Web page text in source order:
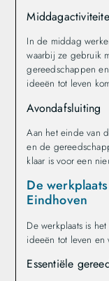
In de middag
waarbij ze gebruik
gereedschappen
ideeën tot leven
Avondafsluiting
Aan het einde van
en de
klaar is voor een
De
Eindhoven
De werkplaats is
ideeën tot leven en
Essentiële